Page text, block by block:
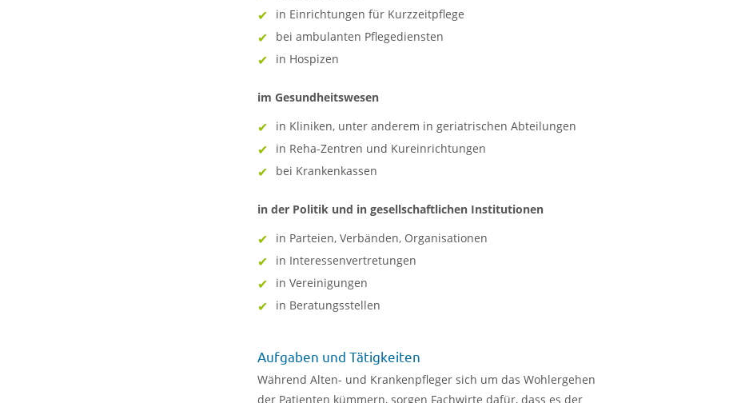
in Einrichtungen für Kurzzeitpflege
bei ambulanten Pflegediensten
in Hospizen
im Gesundheitswesen
in Kliniken, unter anderem in geriatrischen Abteilungen
in Reha-Zentren und Kureinrichtungen
bei Krankenkassen
in der Politik und in gesellschaftlichen Institutionen
in Parteien, Verbänden, Organisationen
in Interessenvertretungen
in Vereinigungen
in Beratungsstellen
Aufgaben und Tätigkeiten
Während Alten- und Krankenpfleger sich um das Wohlergehen
der Patienten kümmern, sorgen Fachwirte dafür, dass es der